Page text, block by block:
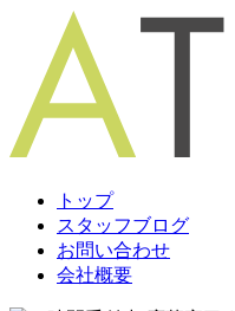
トップ
スタッフブログ
お問い合わせ
会社概要